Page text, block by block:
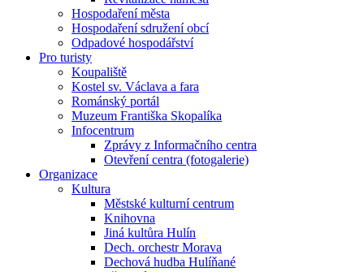
Hospodaření města
Hospodaření sdružení obcí
Odpadové hospodářství
Pro turisty
Koupaliště
Kostel sv. Václava a fara
Románský portál
Muzeum Františka Skopalíka
Infocentrum
Zprávy z Informačního centra
Otevření centra (fotogalerie)
Organizace
Kultura
Městské kulturní centrum
Knihovna
Jiná kultůra Hulín
Dech. orchestr Morava
Dechová hudba Hulíňané